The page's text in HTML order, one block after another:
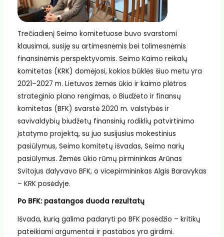
Trečiadienį Seimo komitetuose buvo svarstomi
klausimai, susiję su artimesnėmis bei tolimesnėmis
finansinėmis perspektyvomis. Seimo Kaimo reikalų
komitetas (KRK) domėjosi, kokios būklės šiuo metu yra
2021–2027 m. Lietuvos žemės ūkio ir kaimo plėtros
strateginio plano rengimas, o Biudžeto ir finansų
komitetas (BFK) svarstė 2020 m. valstybės ir
savivaldybių biudžetų finansinių rodiklių patvirtinimo
įstatymo projektą, su juo susijusius mokestinius
pasiūlymus, Seimo komitetų išvadas, Seimo narių
pasiūlymus. Žemės ūkio rūmų pirmininkas Arūnas
Svitojus dalyvavo BFK, o vicepirmininkas Algis Baravykas
– KRK posėdyje.
Po BFK: pastangos duoda rezultatų
Išvada, kurią galima padaryti po BFK posėdžio – kritikų
pateikiami argumentai ir pastabos yra girdimi.